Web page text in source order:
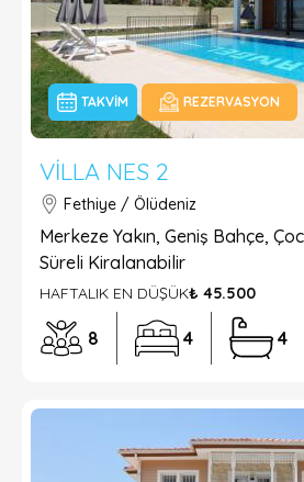
TAKVIM REZERVASYON
VILLA NES 2
Fethiye / Ölüdeniz
Merkeze Yakın, Geniş Bahçe,
Süreli Kiralanabilir
HAFTALIK EN DÜŞÜK₺ 45.500
8 4 4